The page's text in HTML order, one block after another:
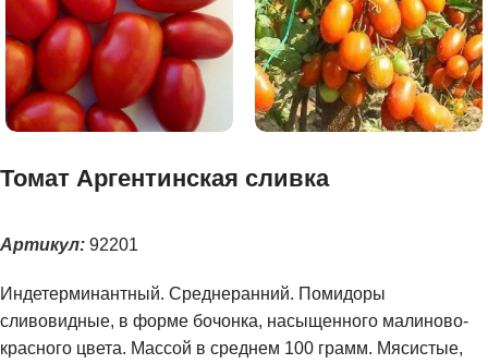
Томат Аргентинская сливка
Артикул: 92201
Индетерминантный. Среднеранний. Помидоры
сливовидные, в форме бочонка, насыщенного малиново-
красного цвета. Массой в среднем 100 грамм. Мясистые,